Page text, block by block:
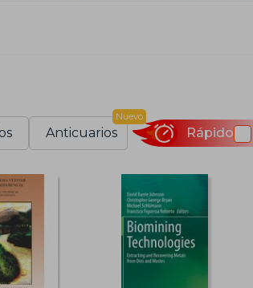
Anticuarios
Nuevo
Rápido